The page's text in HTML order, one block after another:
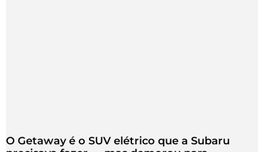
O Getaway é o SUV elétrico que a Subaru